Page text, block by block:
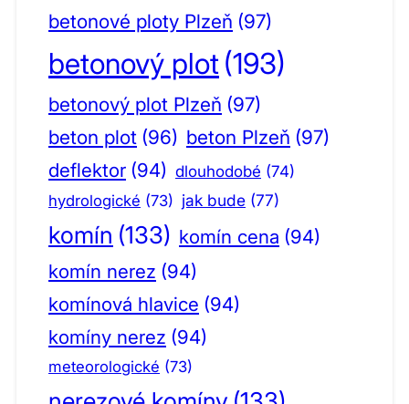
betonové ploty Plzeň (97)
betonový plot (193)
betonový plot Plzeň (97)
beton plot (96) beton Plzeň (97)
deflektor (94) dlouhodobé (74)
hydrologické (73) jak bude (77)
komín (133) komín cena (94)
komín nerez (94)
komínová hlavice (94)
komíny nerez (94)
meteorologické (73)